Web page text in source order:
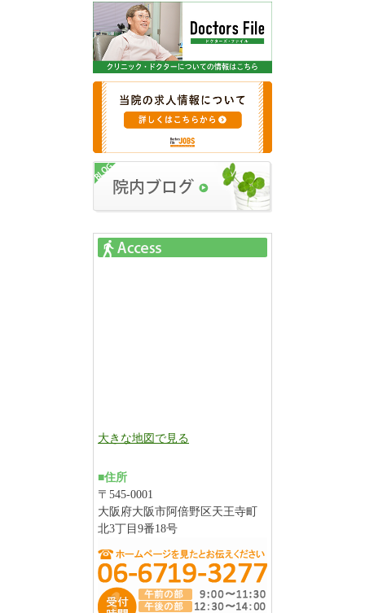
大きな地図で見る
■住所
〒545-0001
大阪府大阪市阿倍野区天王寺町
北3丁目9番18号